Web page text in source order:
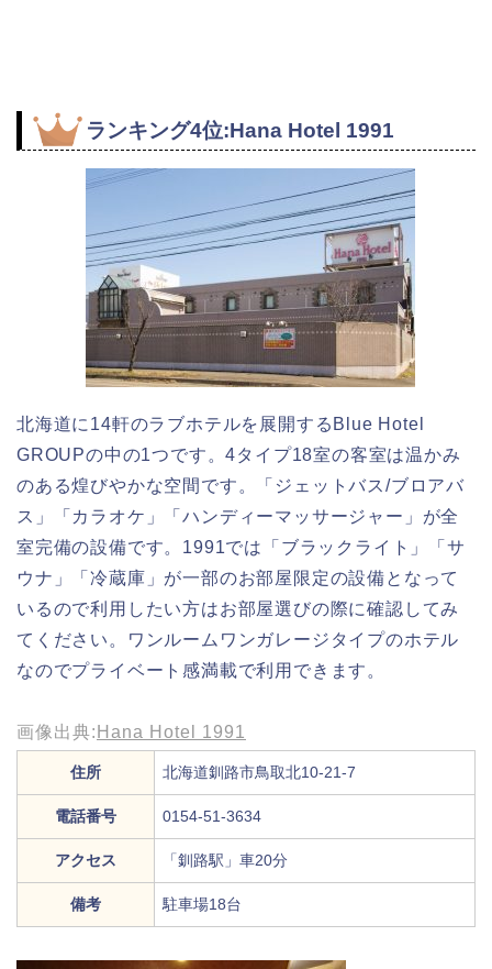
ランキング4位:Hana Hotel 1991
北海道に14軒のラブホテルを展開するBlue Hotel
GROUPの中の1つです。4タイプ18室の客室は温かみ
のある煌びやかな空間です。「ジェットバス/ブロアバ
ス」「カラオケ」「ハンディーマッサージャー」が全
室完備の設備です。1991では「ブラックライト」「サ
ウナ」「冷蔵庫」が一部のお部屋限定の設備となって
いるので利用したい方はお部屋選びの際に確認してみ
てください。ワンルームワンガレージタイプのホテル
なのでプライベート感満載で利用できます。
画像出典: Hana Hotel 1991
住所 北海道釧路市鳥取北10-21-7
電話番号 0154-51-3634
アクセス 「釧路駅」車20分
備考 駐車場18台